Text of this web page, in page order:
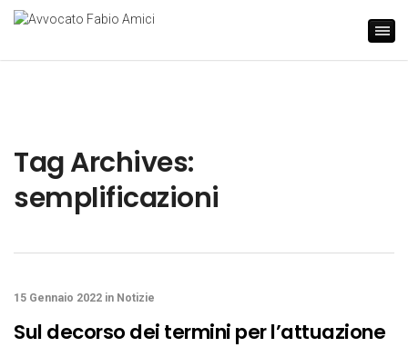
Tag Archives:
semplificazioni
15 Gennaio 2022 in Notizie
Sul decorso dei termini per l’attuazione